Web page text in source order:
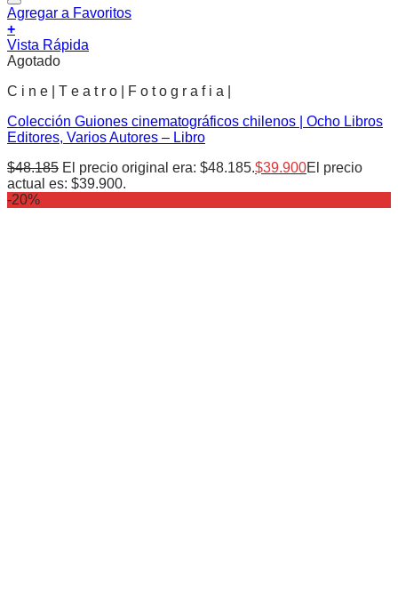
Agregar a Favoritos
+
Vista Rápida
Agotado
C i n e | T e a t r o | F o t o g r a f i a |
Colección Guiones cinematográficos chilenos | Ocho Libros
Editores, Varios Autores – Libro
$48.185 El precio original era: $48.185.$39.900El precio
actual es: $39.900.
-20%